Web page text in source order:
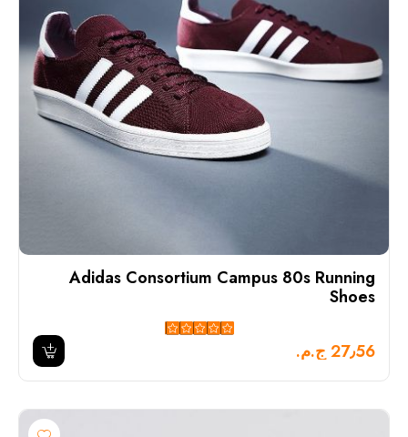
Adidas Consortium Campus 80s Running
Shoes
27٫56 ج.م.‏